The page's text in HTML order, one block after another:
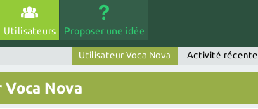
Utilisateurs Proposer une idée
Utilisateur Voca Nova Activité récente
Nova